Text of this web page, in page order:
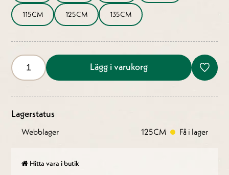
115CM 125CM 135CM
Lägg i varukorg
Lagerstatus
Webblager 125CM Få i lager
Hitta vara i butik